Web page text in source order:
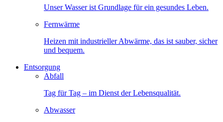
Unser Wasser ist Grundlage für ein gesundes Leben.
Fernwärme
Heizen mit industrieller Abwärme, das ist sauber, sicher
und bequem.
Entsorgung
Abfall
Tag für Tag – im Dienst der Lebensqualität.
Abwasser